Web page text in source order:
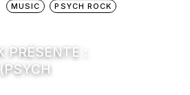
MUSIC
PSYCH ROCK
: